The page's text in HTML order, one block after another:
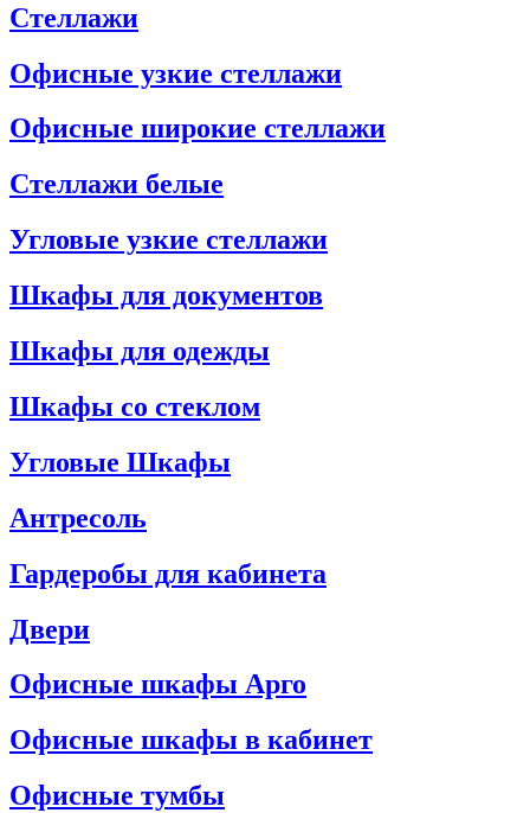
Стеллажи
Офисные узкие стеллажи
Офисные широкие стеллажи
Стеллажи белые
Угловые узкие стеллажи
Шкафы для документов
Шкафы для одежды
Шкафы со стеклом
Угловые Шкафы
Антресоль
Гардеробы для кабинета
Двери
Офисные шкафы Арго
Офисные шкафы в кабинет
Офисные тумбы